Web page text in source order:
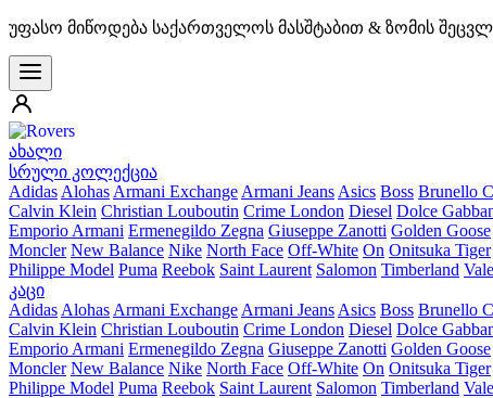
უფასო მიწოდება საქართველოს მასშტაბით & ზომის
ახალი
სრული კოლექცია
Adidas Alohas Armani Exchange Armani Jeans Asics Boss Brunello
Calvin Klein Christian Louboutin Crime London Diesel Dolce
Emporio Armani Ermenegildo Zegna Giuseppe Zanotti Golden Goose
Moncler New Balance Nike North Face Off-White On Onitsuka Tiger
Philippe Model Puma Reebok Saint Laurent Salomon Timberland
კაცი
Adidas Alohas Armani Exchange Armani Jeans Asics Boss Brunello
Calvin Klein Christian Louboutin Crime London Diesel Dolce
Emporio Armani Ermenegildo Zegna Giuseppe Zanotti Golden Goose
Moncler New Balance Nike North Face Off-White On Onitsuka Tiger
Philippe Model Puma Reebok Saint Laurent Salomon Timberland